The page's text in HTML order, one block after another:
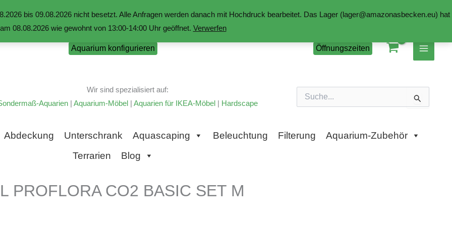
bis 09.08.2026 nicht besetzt. Alle Anfragen werden danach mit Hochdruck bearbeitet. Das Lager (lager@amazonasbecken.eu) hat
am 08.08.2026 wie gewohnt von 13:00-14:00 Uhr geöffnet. Verwerfen
Aquarium konfigurieren Öffnungszeiten
Wir sind spezialisiert auf:
Aquarien | Aquarium-Möbel | Aquarien für IKEA-Möbel | Hardscape
nach:
Abdeckung Unterschrank Aquascaping Beleuchtung Filterung
Aquarium-Zubehör
Terrarien
Blog
PROFLORA CO2 BASIC SET M